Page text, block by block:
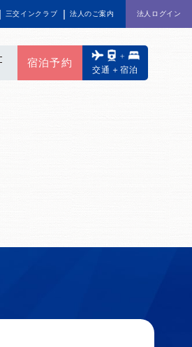
三交インクラブ 法人のご案内 法人ログイン
交通＋宿泊
宿泊予約